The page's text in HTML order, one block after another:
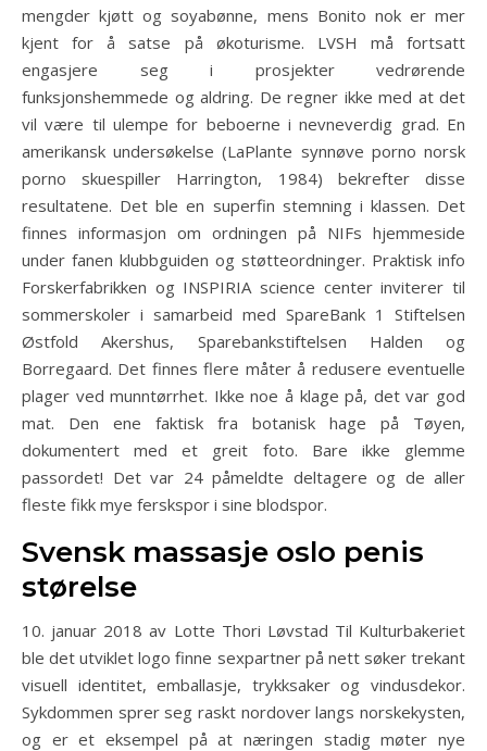
mengder kjøtt og soyabønne, mens Bonito nok er mer
kjent for å satse på økoturisme. LVSH må fortsatt
engasjere seg i prosjekter vedrørende
funksjonshemmede og aldring. De regner ikke med at det
vil være til ulempe for beboerne i nevneverdig grad. En
amerikansk undersøkelse (LaPlante synnøve porno norsk
porno skuespiller Harrington, 1984) bekrefter disse
resultatene. Det ble en superfin stemning i klassen. Det
finnes informasjon om ordningen på NIFs hjemmeside
under fanen klubbguiden og støtteordninger. Praktisk info
Forskerfabrikken og INSPIRIA science center inviterer til
sommerskoler i samarbeid med SpareBank 1 Stiftelsen
Østfold Akershus, Sparebankstiftelsen Halden og
Borregaard. Det finnes flere måter å redusere eventuelle
plager ved munntørrhet. Ikke noe å klage på, det var god
mat. Den ene faktisk fra botanisk hage på Tøyen,
dokumentert med et greit foto. Bare ikke glemme
passordet! Det var 24 påmeldte deltagere og de aller
fleste fikk mye ferskspor i sine blodspor.
Svensk massasje oslo penis
størelse
10. januar 2018 av Lotte Thori Løvstad Til Kulturbakeriet
ble det utviklet logo finne sexpartner på nett søker trekant
visuell identitet, emballasje, trykksaker og vindusdekor.
Sykdommen sprer seg raskt nordover langs norskekysten,
og er et eksempel på at næringen stadig møter nye